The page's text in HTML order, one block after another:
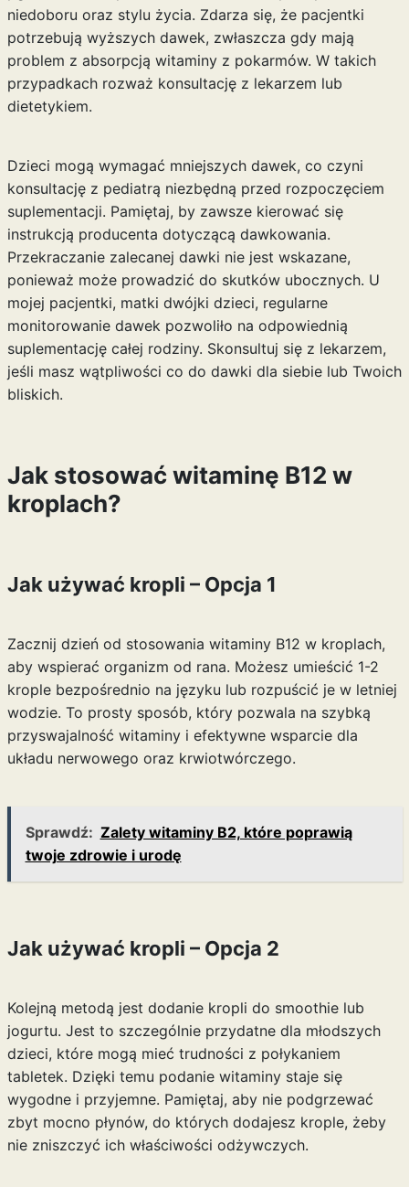
niedoboru oraz stylu życia. Zdarza się, że pacjentki
potrzebują wyższych dawek, zwłaszcza gdy mają
problem z absorpcją witaminy z pokarmów. W takich
przypadkach rozważ konsultację z lekarzem lub
dietetykiem.
Dzieci mogą wymagać mniejszych dawek, co czyni
konsultację z pediatrą niezbędną przed rozpoczęciem
suplementacji. Pamiętaj, by zawsze kierować się
instrukcją producenta dotyczącą dawkowania.
Przekraczanie zalecanej dawki nie jest wskazane,
ponieważ może prowadzić do skutków ubocznych. U
mojej pacjentki, matki dwójki dzieci, regularne
monitorowanie dawek pozwoliło na odpowiednią
suplementację całej rodziny. Skonsultuj się z lekarzem,
jeśli masz wątpliwości co do dawki dla siebie lub Twoich
bliskich.
Jak stosować witaminę B12 w
kroplach?
Jak używać kropli – Opcja 1
Zacznij dzień od stosowania witaminy B12 w kroplach,
aby wspierać organizm od rana. Możesz umieścić 1-2
krople bezpośrednio na języku lub rozpuścić je w letniej
wodzie. To prosty sposób, który pozwala na szybką
przyswajalność witaminy i efektywne wsparcie dla
układu nerwowego oraz krwiotwórczego.
Sprawdź: Zalety witaminy B2, które poprawią
twoje zdrowie i urodę
Jak używać kropli – Opcja 2
Kolejną metodą jest dodanie kropli do smoothie lub
jogurtu. Jest to szczególnie przydatne dla młodszych
dzieci, które mogą mieć trudności z połykaniem
tabletek. Dzięki temu podanie witaminy staje się
wygodne i przyjemne. Pamiętaj, aby nie podgrzewać
zbyt mocno płynów, do których dodajesz krople, żeby
nie zniszczyć ich właściwości odżywczych.